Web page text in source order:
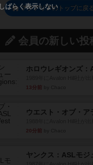
アクアリアのトップに戻
会員の新しい投
ホロウレギオンズ：
13分前
20分前
ヤンクス：ASLモジ
しばらく表示しない